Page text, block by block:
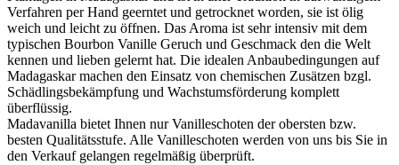
Verfahren per Hand geerntet und getrocknet worden, sie ist ölig
weich und leicht zu öffnen. Das Aroma ist sehr intensiv mit dem
typischen Bourbon Vanille Geruch und Geschmack den die Welt
kennen und lieben gelernt hat. Die idealen Anbaubedingungen auf
Madagaskar machen den Einsatz von chemischen Zusätzen bzgl.
Schädlingsbekämpfung und Wachstumsförderung komplett
überflüssig.
Madavanilla bietet Ihnen nur Vanilleschoten der obersten bzw.
besten Qualitätsstufe. Alle Vanilleschoten werden von uns bis Sie in
den Verkauf gelangen regelmäßig überprüft.